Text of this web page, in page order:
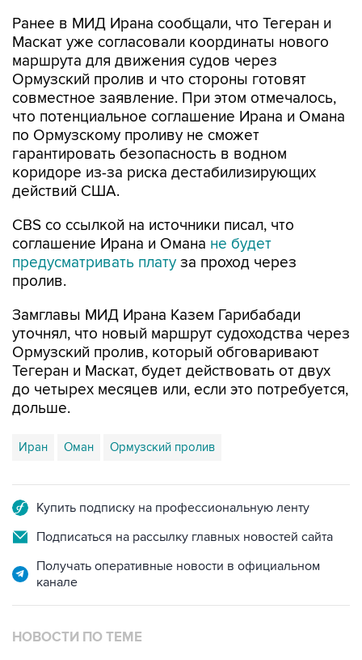
Ранее в МИД Ирана сообщали, что Тегеран и
Маскат уже согласовали координаты нового
маршрута для движения судов через
Ормузский пролив и что стороны готовят
совместное заявление. При этом отмечалось,
что потенциальное соглашение Ирана и Омана
по Ормузскому проливу не сможет
гарантировать безопасность в водном
коридоре из-за риска дестабилизирующих
действий США.
CBS со ссылкой на источники писал, что
соглашение Ирана и Омана не будет
предусматривать плату за проход через
пролив.
Замглавы МИД Ирана Казем Гарибабади
уточнял, что новый маршрут судоходства через
Ормузский пролив, который обговаривают
Тегеран и Маскат, будет действовать от двух
до четырех месяцев или, если это потребуется,
дольше.
Иран Оман Ормузский пролив
Купить подписку на профессиональную ленту
Подписаться на рассылку главных новостей сайта
Получать оперативные новости в официальном
канале
НОВОСТИ ПО ТЕМЕ